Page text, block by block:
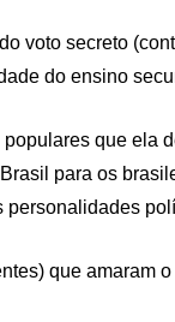
voto secreto
do ensino
que
para os
que